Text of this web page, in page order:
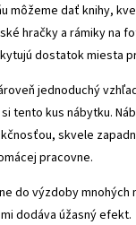
môžeme dať knihy,
hračky a rámiky na
dostatok miesta
jednoduchý
tento kus nábytku.
skvele
pracovne.
do výzdoby mnohých
dodáva úžasný efekt.